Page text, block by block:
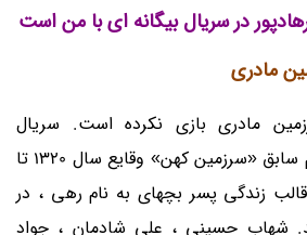
در سریال بیگانه ای با من است
مادری
مادری بازی نکرده است. سریال
«سرزمین مادری» با نام سابق «سرزمین کهن» وقایع سال 1320 تا
قالب زندگی پسر بچهای به نام رهی ، در
شهاب حسینی ، علی شادمان ، جواد